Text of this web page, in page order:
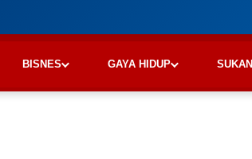
BISNES GAYA HIDUP SUKAN